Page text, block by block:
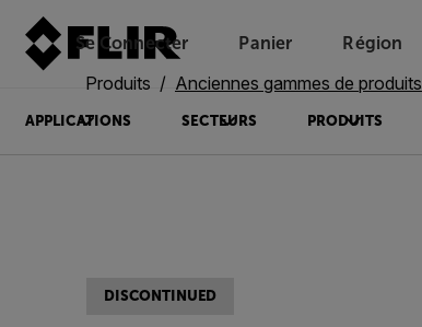
Se Connecter Unread messages
Panier
Modèle
Supprimer
articles
article
Ajouter au panier
Ajouté au panier
Région
APPLICATIONS SECTEURS PRODUITS
Produits Anciennes gammes de produits
DISCONTINUED